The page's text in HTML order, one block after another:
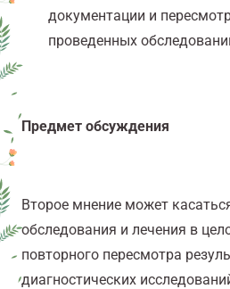
документации и
проведенных
Предмет обсуждения
Второе мнение может
обследования и лечения в
повторного пересмотра
диагностических